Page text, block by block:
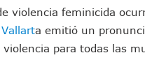
Urgencias Del
Regional De Autismo En
En California Con
Hipótesis Por La Muerte De
violencia feminicida
a emitió un
para todas las